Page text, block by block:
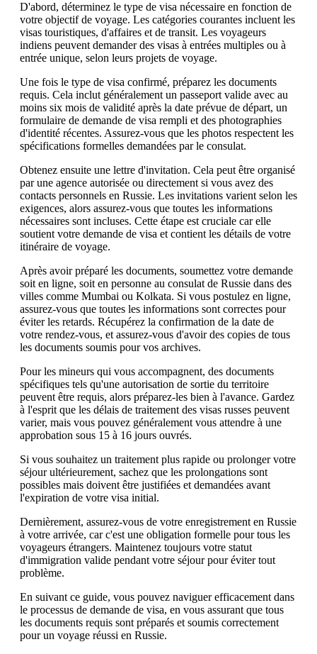
D'abord, déterminez le type de visa nécessaire en fonction de
votre objectif de voyage. Les catégories courantes incluent les
visas touristiques, d'affaires et de transit. Les voyageurs
indiens peuvent demander des visas à entrées multiples ou à
entrée unique, selon leurs projets de voyage.
Une fois le type de visa confirmé, préparez les documents
requis. Cela inclut généralement un passeport valide avec au
moins six mois de validité après la date prévue de départ, un
formulaire de demande de visa rempli et des photographies
d'identité récentes. Assurez-vous que les photos respectent les
spécifications formelles demandées par le consulat.
Obtenez ensuite une lettre d'invitation. Cela peut être organisé
par une agence autorisée ou directement si vous avez des
contacts personnels en Russie. Les invitations varient selon les
exigences, alors assurez-vous que toutes les informations
nécessaires sont incluses. Cette étape est cruciale car elle
soutient votre demande de visa et contient les détails de votre
itinéraire de voyage.
Après avoir préparé les documents, soumettez votre demande
soit en ligne, soit en personne au consulat de Russie dans des
villes comme Mumbai ou Kolkata. Si vous postulez en ligne,
assurez-vous que toutes les informations sont correctes pour
éviter les retards. Récupérez la confirmation de la date de
votre rendez-vous, et assurez-vous d'avoir des copies de tous
les documents soumis pour vos archives.
Pour les mineurs qui vous accompagnent, des documents
spécifiques tels qu'une autorisation de sortie du territoire
peuvent être requis, alors préparez-les bien à l'avance. Gardez
à l'esprit que les délais de traitement des visas russes peuvent
varier, mais vous pouvez généralement vous attendre à une
approbation sous 15 à 16 jours ouvrés.
Si vous souhaitez un traitement plus rapide ou prolonger votre
séjour ultérieurement, sachez que les prolongations sont
possibles mais doivent être justifiées et demandées avant
l'expiration de votre visa initial.
Dernièrement, assurez-vous de votre enregistrement en Russie
à votre arrivée, car c'est une obligation formelle pour tous les
voyageurs étrangers. Maintenez toujours votre statut
d'immigration valide pendant votre séjour pour éviter tout
problème.
En suivant ce guide, vous pouvez naviguer efficacement dans
le processus de demande de visa, en vous assurant que tous
les documents requis sont préparés et soumis correctement
pour un voyage réussi en Russie.